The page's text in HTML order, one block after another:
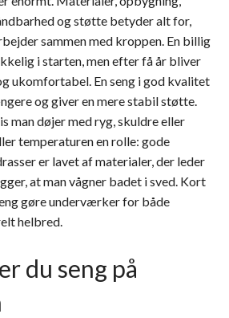
og støtte betyder alt for,
sammen med kroppen. En billig
i starten, men efter få år bliver
ukomfortabel. En seng i god kvalitet
og giver en mere stabil støtte.
man døjer med ryg, skuldre eller
temperaturen en rolle: gode
er lavet af materialer, der leder
at man vågner badet i sved. Kort
gøre underværker for både
helbred.
du seng på